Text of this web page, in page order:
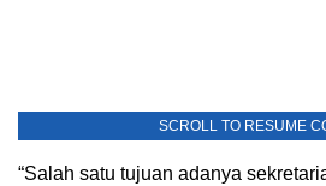
SCROLL TO RESUME
“Salah satu tujuan adanya